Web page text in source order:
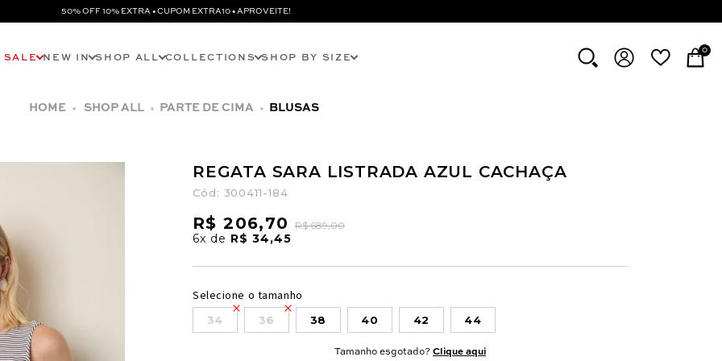
50% OFF 10% EXTRA • CUPOM EXTRA10 • APROVEITE!
SALE NEW IN SHOP ALL COLLECTIONS SHOP BY SIZE
0
SHOP ALL PARTE DE CIMA BLUSAS
REGATA SARA LISTRADA AZUL CACHAÇA
Cód: 300411-184
R$ 206,70 R$ 689,00
6x de R$ 34,45
Selecione o tamanho
34 36 38 40 42 44
Tamanho esgotado? Clique aqui